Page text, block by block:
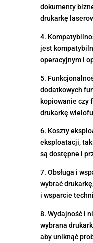
dokumenty
drukarkę
4.
jest
operacyjnym i
5.
dodatkowych
kopiowanie czy
drukarkę
6. Koszty
eksploatacji,
są dostępne i
7. Obsługa i
wybrać
i wsparcie
8. Wydajność i
wybrana
aby uniknąć